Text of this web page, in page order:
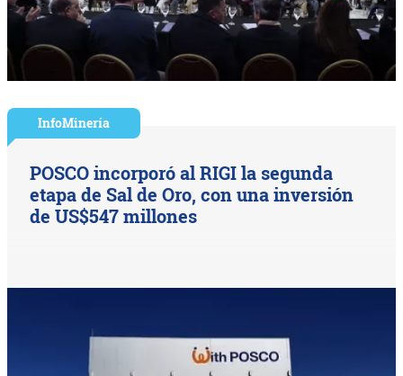
InfoMinería
POSCO incorporó al RIGI la segunda
etapa de Sal de Oro, con una inversión
de US$547 millones